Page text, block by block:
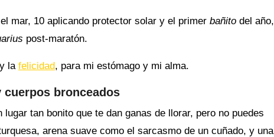
mar, 10 aplicando protector solar y el primer bañito del año,
post-maratón.
la felicidad, para mi estómago y mi alma.
cuerpos bronceados
lugar tan bonito que te dan ganas de llorar, pero no puedes
arena suave como el sarcasmo de un cuñado, y una